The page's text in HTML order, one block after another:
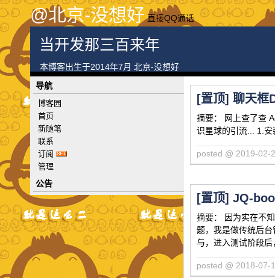
@北京-没想好直接QQ通话
当开发那三百来年
本博客出生于2014年7月 北京-没想好
[置顶] 聊天框
摘要： 网上查了查
识星球的引流... 1.
posted @ 2019-02-
[置顶] JQ-
摘要： 因为实在不
题，我是做传统后
与，进入测试阶段后
posted @ 2018-07-
导航
博客园
首页
新随笔
联系
订阅
管理
公告